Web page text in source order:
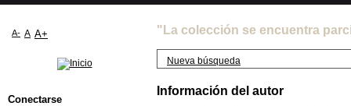
"La colección se encuentra
Nueva búsqueda
Información del autor
A- A A+
Conectarse